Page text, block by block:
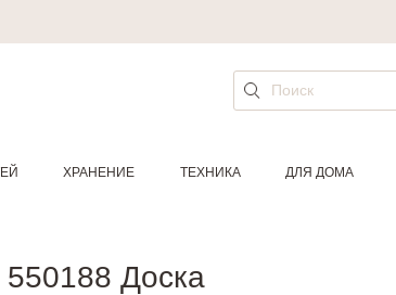
ХРАНЕНИЕ ТЕХНИКА ДЛЯ ДОМА
550188 Доска